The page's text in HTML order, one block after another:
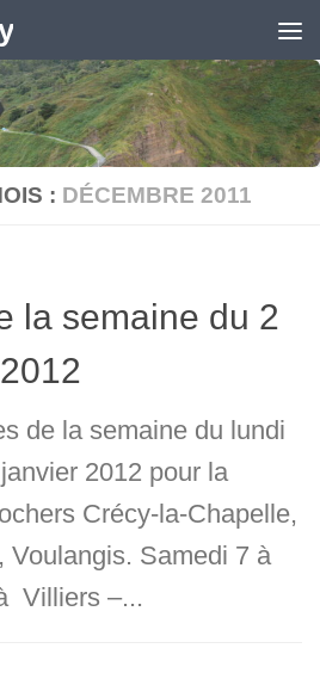
: DÉCEMBRE 2011
la semaine du 2
de la semaine du lundi
2012 pour la
Crécy-la-Chapelle,
Voulangis. Samedi 7 à
Villiers –...